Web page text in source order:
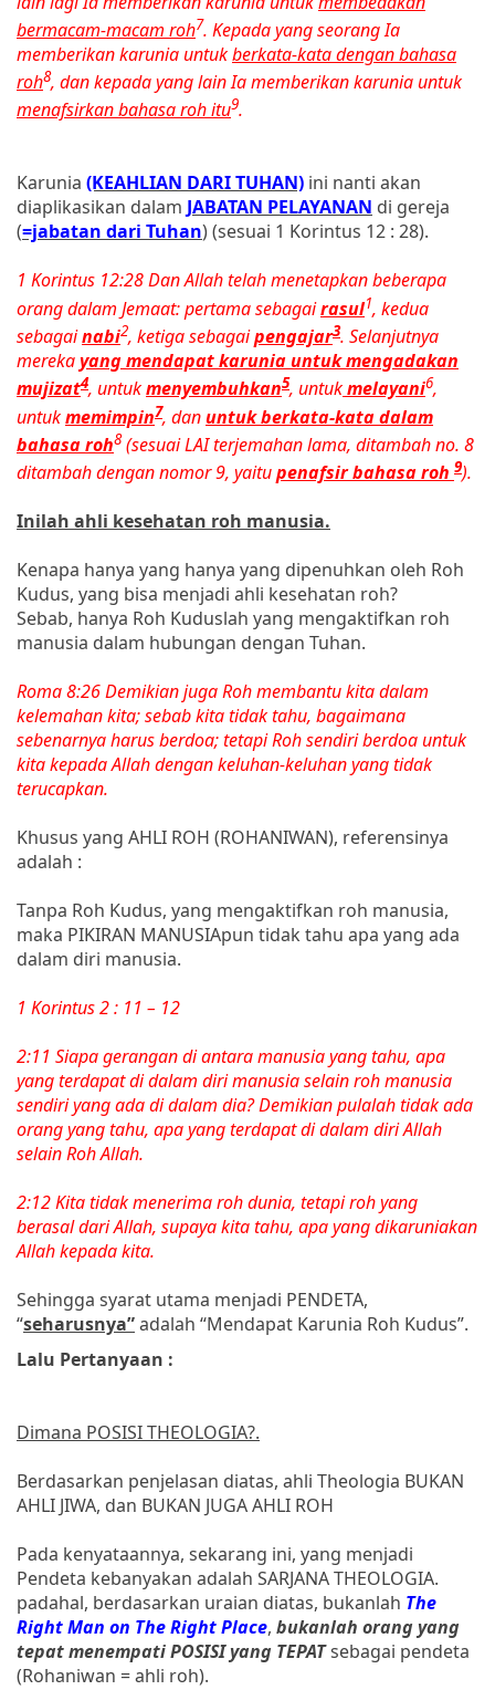
bermacam-macam roh7. Kepada yang seorang Ia
memberikan karunia untukberkata-kata dengan bahasa
roh8, dan kepada yang lain Ia memberikan karunia untuk
menafsirkan bahasa roh itu9.
Karunia (KEAHLIAN DARI TUHAN) ini nanti akan
diaplikasikan dalam JABATAN PELAYANAN di gereja
(=jabatan dari Tuhan) (sesuai 1 Korintus 12 : 28).
1 Korintus 12:28 Dan Allah telah menetapkan beberapa
orang dalam Jemaat: pertama sebagairasul1, kedua
sebagainabi2, ketiga sebagaipengajar3. Selanjutnya
merekayang mendapat karunia untuk mengadakan
mujizat4, untukmenyembuhkan5, untukmelayani6,
untukmemimpin7, danuntuk berkata-kata dalam
bahasa roh8(sesuai LAI terjemahan lama, ditambah no. 8
ditambah dengan nomor 9, yaitupenafsir bahasa roh 9).
Inilah ahli kesehatan roh manusia.
Kenapa hanya yang hanya yang dipenuhkan oleh Roh
Kudus, yang bisa menjadi ahli kesehatan roh?
Sebab, hanya Roh Kuduslah yang mengaktifkan roh
manusia dalam hubungan dengan Tuhan.
Roma 8:26 Demikian juga Roh membantu kita dalam
kelemahan kita; sebab kita tidak tahu, bagaimana
sebenarnya harus berdoa; tetapi Roh sendiri berdoa untuk
kita kepada Allah dengan keluhan-keluhan yang tidak
terucapkan.
Khusus yang AHLI ROH (ROHANIWAN), referensinya
adalah :
Tanpa Roh Kudus, yang mengaktifkan roh manusia,
maka PIKIRAN MANUSIApun tidak tahu apa yang ada
dalam diri manusia.
1 Korintus 2 : 11 – 12
2:11 Siapa gerangan di antara manusia yang tahu, apa
yang terdapat di dalam diri manusia selain roh manusia
sendiri yang ada di dalam dia? Demikian pulalah tidak ada
orang yang tahu, apa yang terdapat di dalam diri Allah
selain Roh Allah.
2:12 Kita tidak menerima roh dunia, tetapi roh yang
berasal dari Allah, supaya kita tahu, apa yang dikaruniakan
Allah kepada kita.
Sehingga syarat utama menjadi PENDETA,
“seharusnya”adalah “Mendapat Karunia Roh Kudus”.
Lalu Pertanyaan :
Dimana POSISI THEOLOGIA?.
Berdasarkan penjelasan diatas, ahli Theologia BUKAN
AHLI JIWA, dan BUKAN JUGA AHLI ROH
Pada kenyataannya, sekarang ini, yang menjadi
Pendeta kebanyakan adalah SARJANA THEOLOGIA.
padahal, berdasarkan uraian diatas, bukanlah The
Right Man on The Right Place, bukanlah orang yang
tepat menempati POSISI yang TEPATsebagai pendeta
(Rohaniwan = ahli roh).